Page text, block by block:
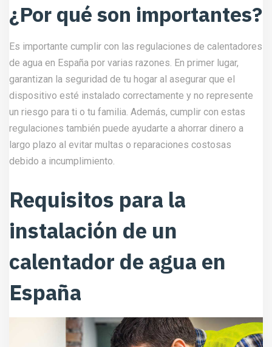
¿Por qué son importantes?
Es importante cumplir con las regulaciones de calentadores
de agua en España por varias razones. En primer lugar,
garantizan la seguridad de tu hogar al asegurar que el
dispositivo esté instalado correctamente y no represente
un riesgo para ti o tu familia. Además, cumplir con estas
regulaciones también puede ayudarte a ahorrar dinero a
largo plazo al evitar multas o reparaciones costosas
debido a incumplimiento.
Requisitos para la
instalación de un
calentador de agua en
España